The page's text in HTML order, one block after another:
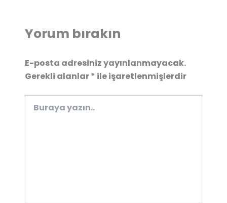
Yorum bırakın
E-posta adresiniz yayınlanmayacak.
Gerekli alanlar* ile işaretlenmişlerdir
yazın..